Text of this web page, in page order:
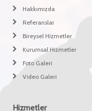
Hakkımızda
Referanslar
Bireysel Hizmetler
Kurumsal Hizmetler
Foto Galeri
Video Galeri
Hizmetler